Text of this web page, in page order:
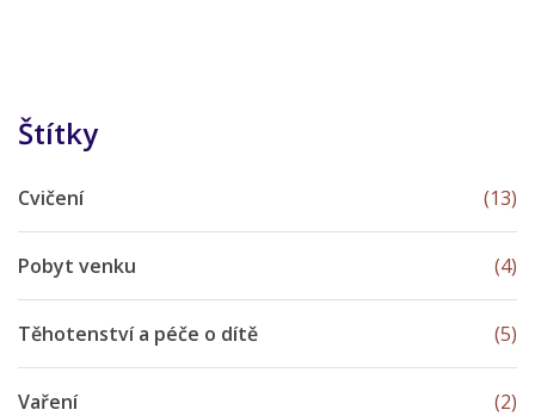
Štítky
Cvičení (13)
Pobyt venku (4)
Těhotenství a péče o dítě (5)
Vaření (2)